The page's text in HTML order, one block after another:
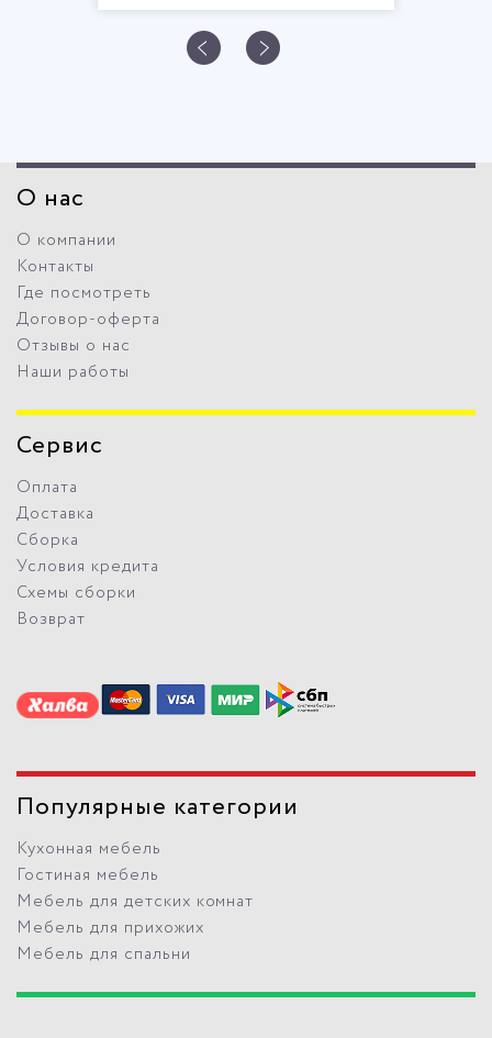
О нас
О компании
Контакты
Где посмотреть
Договор-оферта
Отзывы о нас
Наши работы
Сервис
Оплата
Доставка
Сборка
Условия кредита
Схемы сборки
Возврат
Популярные категории
Кухонная мебель
Гостиная мебель
Мебель для детских комнат
Мебель для прихожих
Мебель для спальни